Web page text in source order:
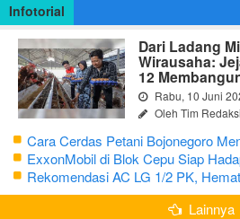
Infotorial
Dari Ladang
Wirausaha:
12
Rabu, 10 Juni
Oleh Tim Redaksi
Cara Cerdas Petani Bojonegoro
Keluarga
ExxonMobil di Blok Cepu Siap
Rekomendasi AC LG 1/2 PK,
Maksimal
Lainnya